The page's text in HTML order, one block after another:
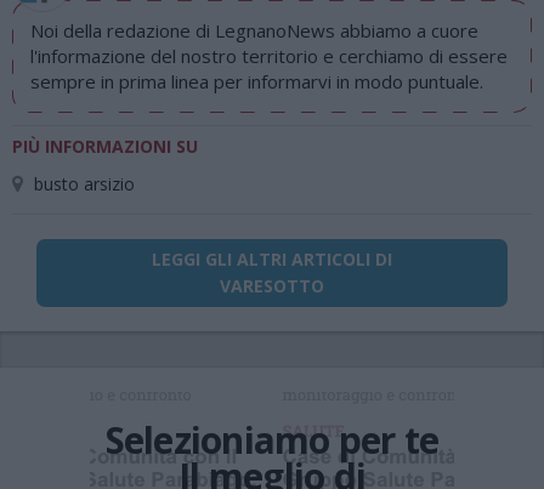
Noi della redazione di LegnanoNews abbiamo a cuore
l'informazione del nostro territorio e cerchiamo di essere
sempre in prima linea per informarvi in modo puntuale.
PIÙ INFORMAZIONI SU
busto arsizio
LEGGI GLI ALTRI ARTICOLI DI
VARESOTTO
Selezioniamo per te
Il meglio di